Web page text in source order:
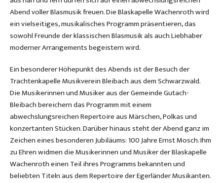
Abend voller Blasmusik freuen. Die Blaskapelle Wachenroth wird
ein vielseitiges, musikalisches Programm präsentieren, das
sowohl Freunde der klassischen Blasmusik als auch Liebhaber
moderner Arrangements begeistern wird.
Ein besonderer Höhepunkt des Abends ist der Besuch der
Trachtenkapelle Musikverein Bleibach aus dem Schwarzwald.
Die Musikerinnen und Musiker aus der Gemeinde Gutach-
Bleibach bereichern das Programm mit einem
abwechslungsreichen Repertoire aus Märschen, Polkas und
konzertanten Stücken. Darüber hinaus steht der Abend ganz im
Zeichen eines besonderen Jubiläums: 100 Jahre Ernst Mosch. Ihm
zu Ehren widmen die Musikerinnen und Musiker der Blaskapelle
Wachenroth einen Teil ihres Programms bekannten und
beliebten Titeln aus dem Repertoire der Egerländer Musikanten.